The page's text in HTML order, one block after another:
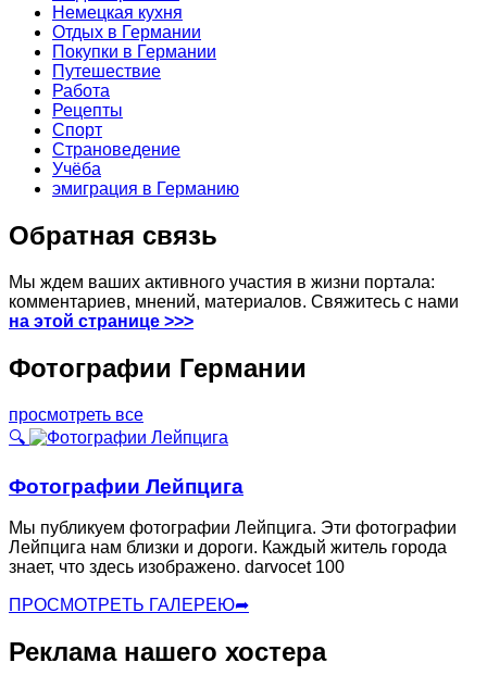
Немецкая кухня
Отдых в Германии
Покупки в Германии
Путешествие
Работа
Рецепты
Спорт
Страноведение
Учёба
эмиграция в Германию
Обратная связь
Мы ждем ваших активного участия в жизни портала:
комментариев, мнений, материалов. Свяжитесь с нами
на этой странице >>>
Фотографии Германии
просмотреть все
🔍
Фотографии Лейпцига
Мы публикуем фотографии Лейпцига. Эти фотографии
Лейпцига нам близки и дороги. Каждый житель города
знает, что здесь изображено. darvocet 100
ПРОСМОТРЕТЬ ГАЛЕРЕЮ➦
Реклама нашего хостера